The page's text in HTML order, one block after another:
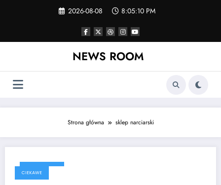
2026-08-08 8:05:10 PM
NEWS ROOM
Strona główna sklep narciarski
2023-02-12
CIEKAWE